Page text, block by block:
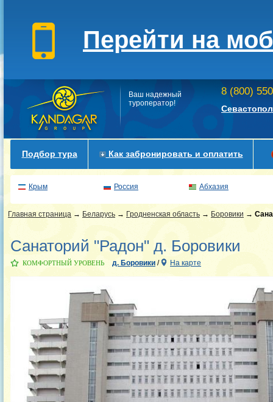
Перейти на
Ваш надежный
туроператор!
8 (800)
Подбор тура Как забронировать и оплатить
Крым Россия Абхазия
Главная страница → Беларусь → Гродненская область → Боровики →
Санаторий "Радон" д. Боровики
КОМФОРТНЫЙ УРОВЕНЬ д. Боровики / На карте